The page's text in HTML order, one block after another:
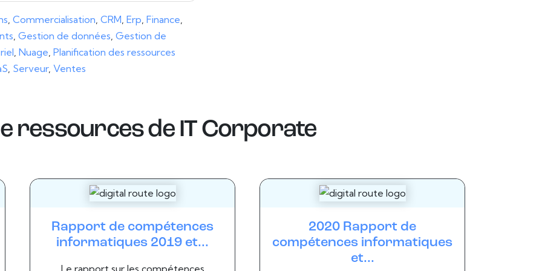
, Commercialisation, CRM, Erp, Finance,
, Gestion de données, Gestion de
, Nuage, Planification des ressources
, Serveur, Ventes
ressources de IT Corporate
Rapport de compétences
informatiques 2019 et...
2020 Rapport de
compétences informatiques
et...